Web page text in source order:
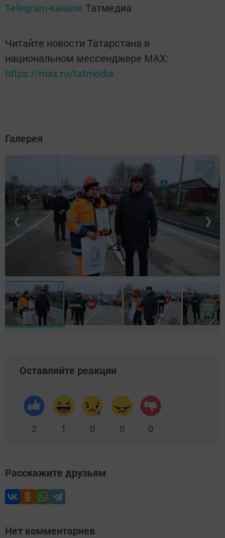
Telegram-канале Татмедиа
Читайте новости Татарстана в
национальном мессенджере MАХ:
https://max.ru/tatmedia
Галерея
❮ ❯
Оставляйте реакции
2 1 0 0 0
Расскажите друзьям
Нет комментариев